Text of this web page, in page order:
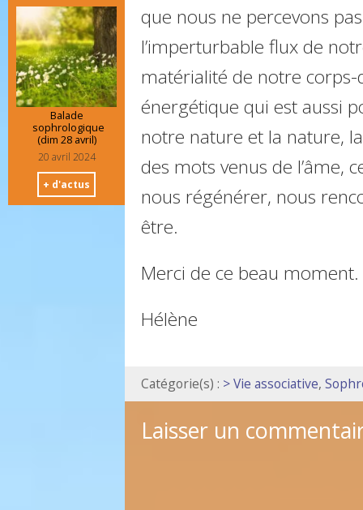
que nous ne percevons
l’imperturbable flux de
matérialité de notre
énergétique qui est aussi
notre nature et la nature,
des mots venus de l’âme,
nous régénérer, nous
être.
Merci de ce beau moment.
Hélène
Catégorie(s) : > Vie associative,
Laisser un
Balade
sophrologique
(dim 28 avril)
20 avril 2024
+ d'actus